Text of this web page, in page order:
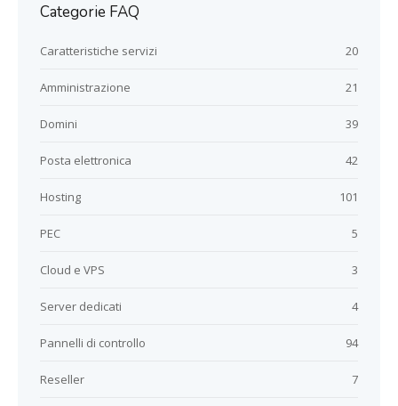
Categorie FAQ
20
Caratteristiche servizi
21
Amministrazione
39
Domini
42
Posta elettronica
101
Hosting
5
PEC
3
Cloud e VPS
4
Server dedicati
94
Pannelli di controllo
7
Reseller